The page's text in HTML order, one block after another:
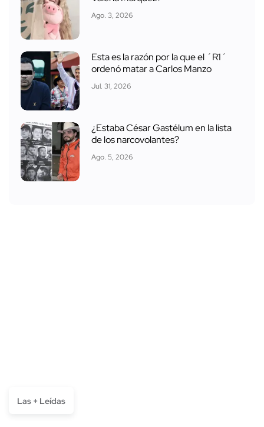
Ago. 3, 2026
Esta es la razón por la que el ´R1´
ordenó matar a Carlos Manzo
Jul. 31, 2026
¿Estaba César Gastélum en la lista
de los narcovolantes?
Ago. 5, 2026
Las + Leídas